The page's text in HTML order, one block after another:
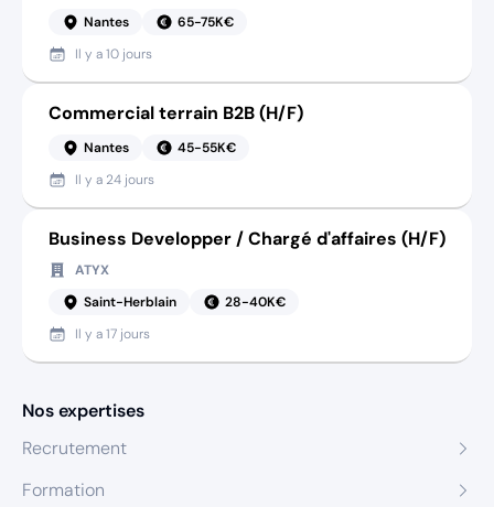
Nantes
65-75K€
Il y a10 jours
Commercial terrain B2B (H/F)
Nantes
45-55K€
Il y a 24 jours
Business Developper / Chargé d'affaires (H/F)
ATYX
Saint-Herblain
28-40K€
Il y a17 jours
Nos expertises
Recrutement
Formation